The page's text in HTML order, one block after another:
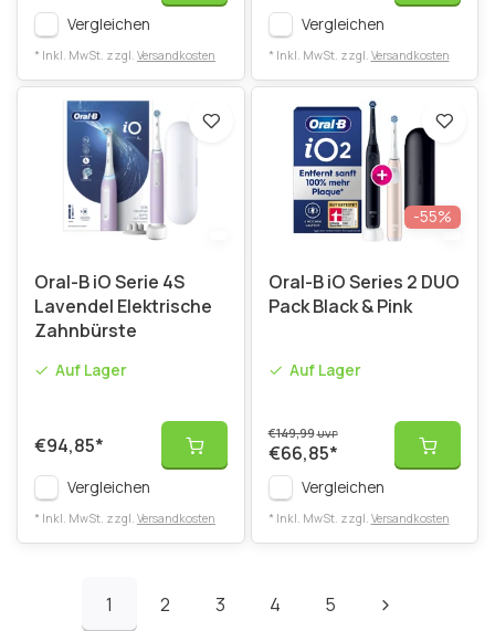
Vergleichen
* Inkl. MwSt. zzgl. Versandkosten
Vergleichen
* Inkl. MwSt. zzgl. Versandkosten
Oral-B iO Serie 4S
Lavendel Elektrische
Zahnbürste
Auf Lager
€94,85*
Vergleichen
* Inkl. MwSt. zzgl. Versandkosten
-55%
Oral-B iO Series 2 DUO
Pack Black & Pink
Auf Lager
€149,99UVP
€66,85*
Vergleichen
* Inkl. MwSt. zzgl. Versandkosten
1 2 3 4 5